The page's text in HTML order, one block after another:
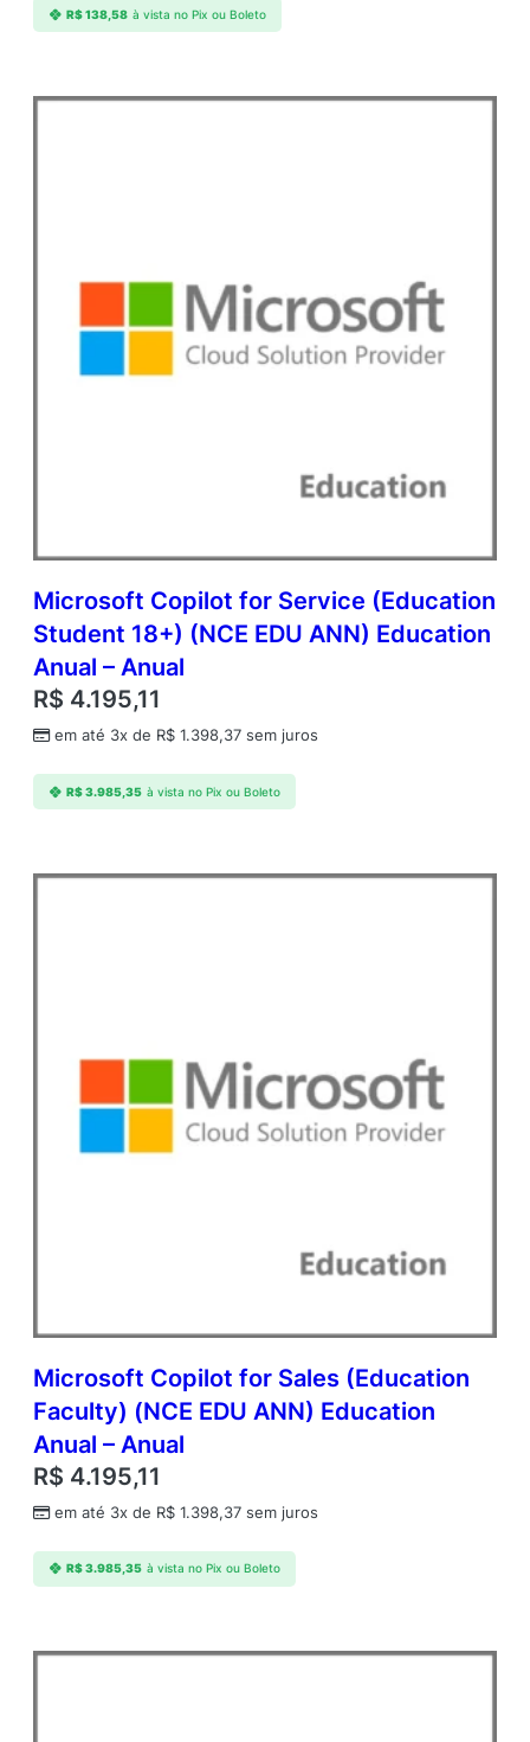
R$138,58 à vista no Pix ou Boleto
Microsoft Copilot for Service (Education
Student 18+) (NCE EDU ANN) Education
Anual – Anual
R$ 4.195,11
em até 3x de R$ 1.398,37 sem juros
R$3.985,35 à vista no Pix ou Boleto
Microsoft Copilot for Sales (Education
Faculty) (NCE EDU ANN) Education
Anual – Anual
R$ 4.195,11
em até 3x de R$ 1.398,37 sem juros
R$3.985,35 à vista no Pix ou Boleto